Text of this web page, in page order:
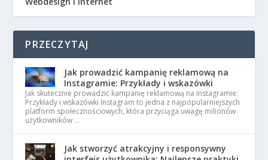
PRZECZYTAJ
Jak prowadzić kampanię reklamową na
Instagramie: Przykłady i wskazówki
Jak skutecznie prowadzić kampanię reklamową na Instagramie:
Przykłady i wskazówki Instagram to jedna z najpopularniejszych
platform społecznościowych, która przyciąga uwagę milionów
użytkowników …
Jak stworzyć atrakcyjny i responsywny